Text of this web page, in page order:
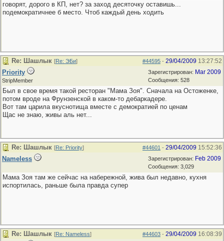
говорят, дорого в КП, нет? за заход десяточку оставишь...
подемократичнее б место. Чтоб каждый день ходить
#44595 - 29/04/2009 13:27:52
Re: Шашлык [Re: ЭБи]
Зарегистрирован: Mar 2009
Сообщения: 528
Priority
StripMember
Был в свое время такой ресторан "Мама Зоя". Сначала на Остоженке,
потом вроде на Фрунзенской в каком-то дебаркадере.
Вот там царила вкуснотища вместе с демократией по ценам
Щас не знаю, живы аль нет...
#44601 - 29/04/2009 15:52:36
Re: Шашлык [Re: Priority]
Зарегистрирован: Feb 2009
Сообщения: 3,029
Nameless
Мама Зоя там же сейчас на набережной, жива был недавно, кухня
испортилась, раньше была правда супер
#44603 - 29/04/2009 16:08:39
Re: Шашлык [Re: Nameless]